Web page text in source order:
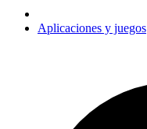
Aplicaciones y juegos